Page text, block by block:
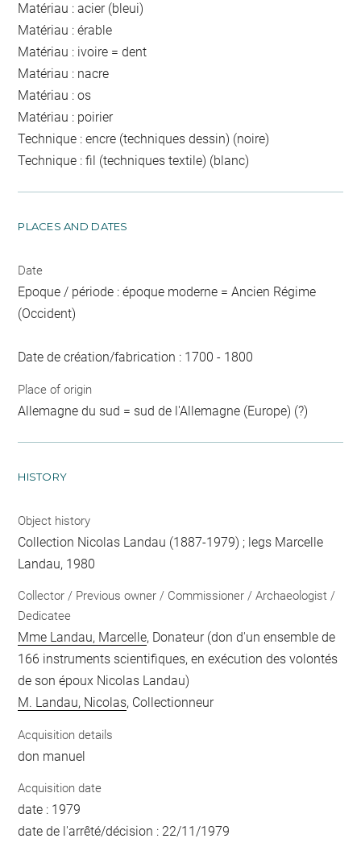
Matériau : acier (bleui)
Matériau : érable
Matériau : ivoire = dent
Matériau : nacre
Matériau : os
Matériau : poirier
Technique : encre (techniques dessin) (noire)
Technique : fil (techniques textile) (blanc)
PLACES AND DATES
Date
Epoque / période : époque moderne = Ancien Régime
(Occident)
Date de création/fabrication : 1700 - 1800
Place of origin
Allemagne du sud = sud de l'Allemagne (Europe) (?)
HISTORY
Object history
Collection Nicolas Landau (1887-1979) ; legs Marcelle
Landau, 1980
Collector / Previous owner / Commissioner / Archaeologist /
Dedicatee
Mme Landau, Marcelle, Donateur (don d'un ensemble de
166 instruments scientifiques, en exécution des volontés
de son époux Nicolas Landau)
M. Landau, Nicolas, Collectionneur
Acquisition details
don manuel
Acquisition date
date : 1979
date de l'arrêté/décision : 22/11/1979